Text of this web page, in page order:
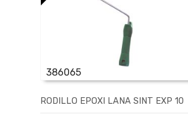
386065
RODILLO EPOXI LANA SINT EXP 10